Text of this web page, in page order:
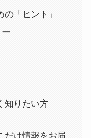
「ヒント」
知りたい方
だけ情報をお届